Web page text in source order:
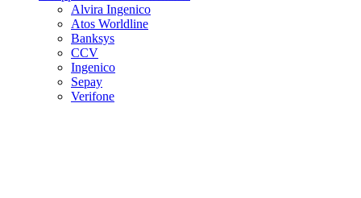
Alvira Ingenico
Atos Worldline
Banksys
CCV
Ingenico
Sepay
Verifone